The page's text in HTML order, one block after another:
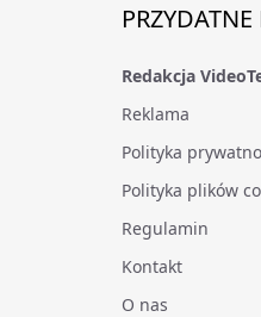
Redakcja
Reklama
Polityka
Polityka plików
Regulamin
Kontakt
O nas